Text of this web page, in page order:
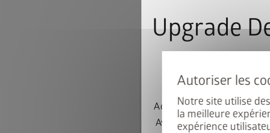
Notre site utilise
la meilleure
expérience
Upgrade
Achetez un abri de jardin
AvantGarde ou Neo et